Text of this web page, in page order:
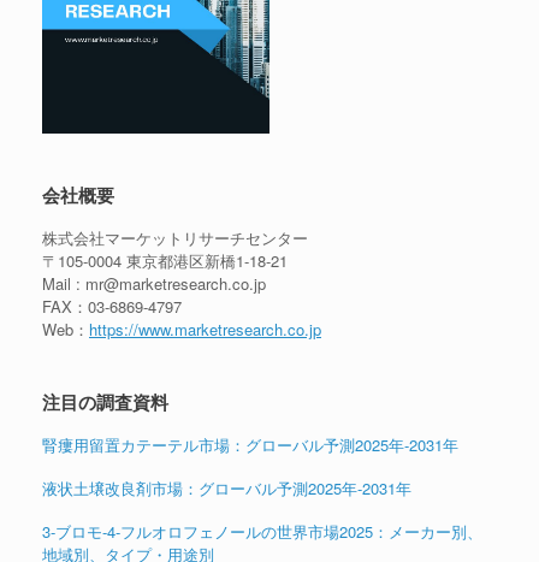
会社概要
株式会社マーケットリサーチセンター
〒105-0004 東京都港区新橋1-18-21
Mail : mr@marketresearch.co.jp
FAX：03-6869-4797
Web： https://www.marketresearch.co.jp
注目の調査資料
腎瘻用留置カテーテル市場：グローバル予測2025年-2031年
液状土壌改良剤市場：グローバル予測2025年-2031年
3-ブロモ-4-フルオロフェノールの世界市場2025：メーカー別、
地域別、タイプ・用途別